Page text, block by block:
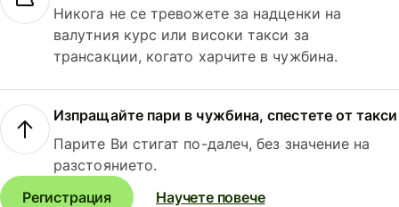
Никога не се тревожете за надценки на
валутния курс или високи такси за
трансакции, когато харчите в чужбина.
Изпращайте пари в чужбина, спестете от такси
Парите Ви стигат по-далеч, без значение на
разстоянието.
Регистрация
Научете повече